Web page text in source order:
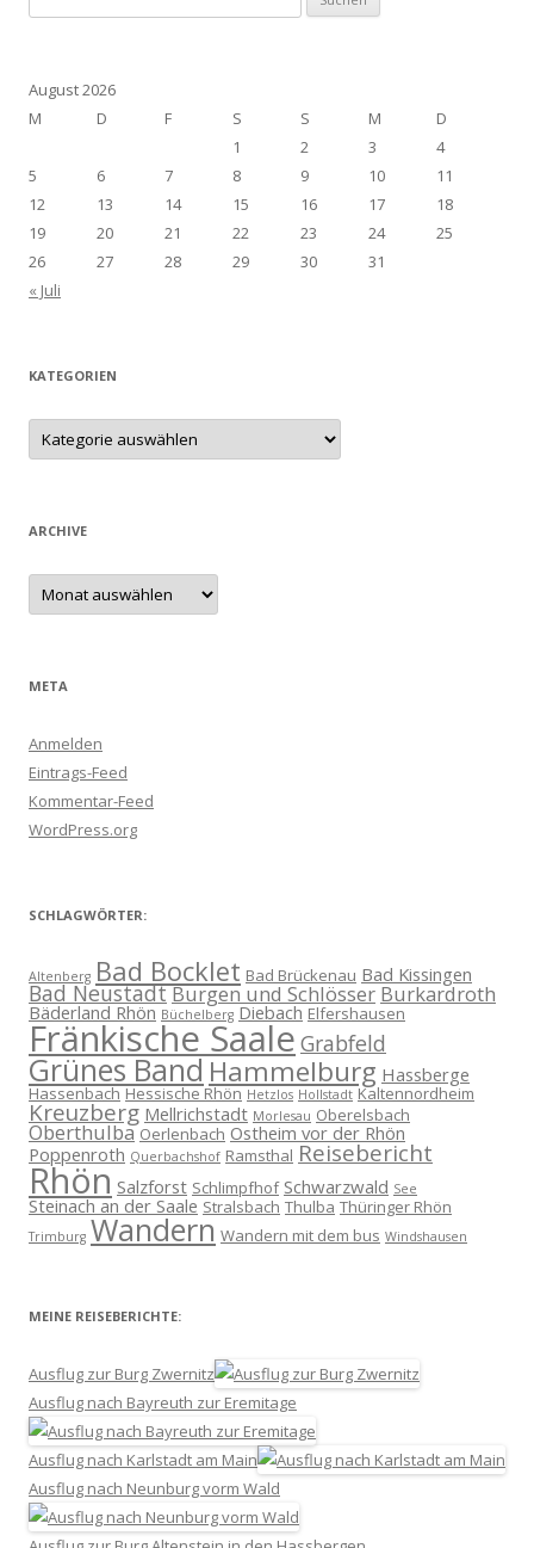
nach:
August 2026
M
D F S S M
D
1
2 3
4
5
6 7 8 9 10
11
12
13 14 15 16 17
18
19
20 21 22 23 24
25
26
27 28 29 30
31
« Juli
KATEGORIEN
Kategorien
ARCHIVE
Archive
META
Anmelden
Eintrags-Feed
Kommentar-Feed
WordPress.org
SCHLAGWÖRTER:
Altenberg Bad Bocklet Bad Brückenau Bad Kissingen
Bad NeustadtBurgen und Schlösser Burkardroth
Bäderland Rhön Büchelberg Diebach Elfershausen
Fränkische Saale Grabfeld
Grünes BandHammelburg Hassberge
Hassenbach Hessische Rhön Hetzlos Hollstadt Kaltennordheim
Kreuzberg Mellrichstadt Morlesau Oberelsbach
Oberthulba Oerlenbach Ostheim vor der Rhön
Poppenroth Querbachshof Ramsthal Reisebericht
Rhön Salzforst Schlimpfhof Schwarzwald See
Steinach an der Saale Stralsbach Thulba Thüringer Rhön
Trimburg Wandern Wandern mit dem bus Windshausen
MEINE REISEBERICHTE:
Ausflug zur Burg Zwernitz
Ausflug nach Bayreuth zur Eremitage
Ausflug nach Karlstadt am Main
Ausflug nach Neunburg vorm Wald